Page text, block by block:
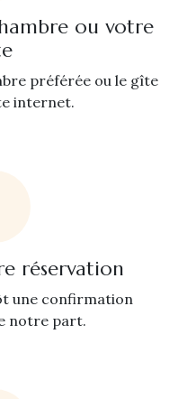
ou votre
préférée ou le gîte
internet.
réservation
une confirmation
notre part.